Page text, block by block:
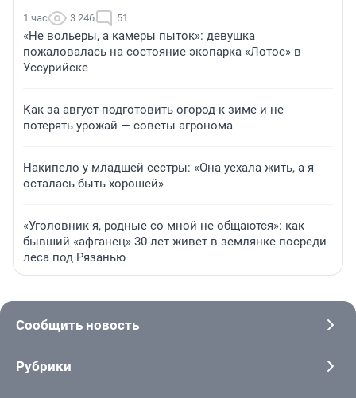
1 час 3 246 51
«Не вольеры, а камеры пыток»: девушка
пожаловалась на состояние экопарка «Лотос» в
Уссурийске
Как за август подготовить огород к зиме и не
потерять урожай — советы агронома
Накипело у младшей сестры: «Она уехала жить, а я
осталась быть хорошей»
«Уголовник я, родные со мной не общаются»: как
бывший «афганец» 30 лет живет в землянке посреди
леса под Рязанью
Сообщить новость
Рубрики